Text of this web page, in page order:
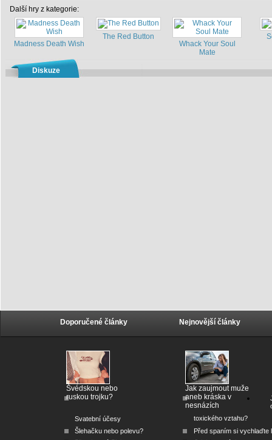
Další hry z kategorie:
Madness Death Wish
The Red Button
Whack Your Soul
Mate
Diskuze
Doporučené články
Švédskou nebo
ruskou trojku?
Svatební účesy
Šlehačku nebo polevu?
Nejnovější články
Jak zaujmout muže
aneb kráska v
nesnázích
toxického vztahu?
Před spaním si vychlaďte